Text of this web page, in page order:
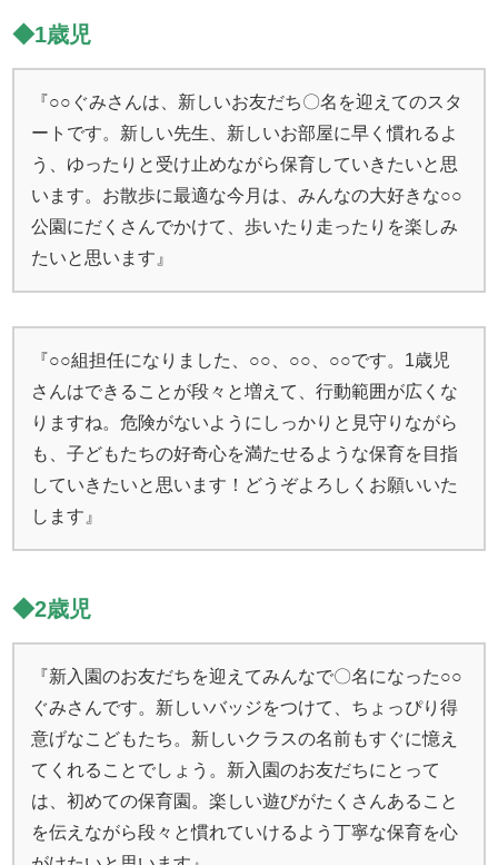
◆1歳児
『○○ぐみさんは、新しいお友だち〇名を迎えてのスタ
ートです。新しい先生、新しいお部屋に早く慣れるよ
う、ゆったりと受け止めながら保育していきたいと思
います。お散歩に最適な今月は、みんなの大好きな○○
公園にだくさんでかけて、歩いたり走ったりを楽しみ
たいと思います』
『○○組担任になりました、○○、○○、○○です。1歳児
さんはできることが段々と増えて、行動範囲が広くな
りますね。危険がないようにしっかりと見守りながら
も、子どもたちの好奇心を満たせるような保育を目指
していきたいと思います！どうぞよろしくお願いいた
します』
◆2歳児
『新入園のお友だちを迎えてみんなで〇名になった○○
ぐみさんです。新しいバッジをつけて、ちょっぴり得
意げなこどもたち。新しいクラスの名前もすぐに憶え
てくれることでしょう。新入園のお友だちにとって
は、初めての保育園。楽しい遊びがたくさんあること
を伝えながら段々と慣れていけるよう丁寧な保育を心